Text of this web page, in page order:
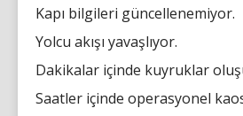
Kapı bilgileri güncellenemiyor.
Yolcu akışı yavaşlıyor.
Dakikalar içinde kuyruklar
Saatler içinde operasyonel